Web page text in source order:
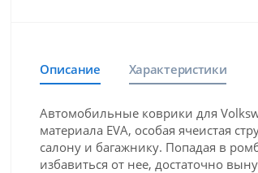
Описание Характеристики
Автомобильные коврики для
материала EVA, особая ячеистая
салону и багажнику. Попадая в
избавиться от нее, достаточно